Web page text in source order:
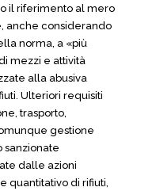
il riferimento al mero
anche considerando
norma, a «più
mezzi e attività
alla abusiva
Ulteriori requisiti
trasporto,
gestione
sanzionate
dalle azioni
quantitativo di rifiuti,